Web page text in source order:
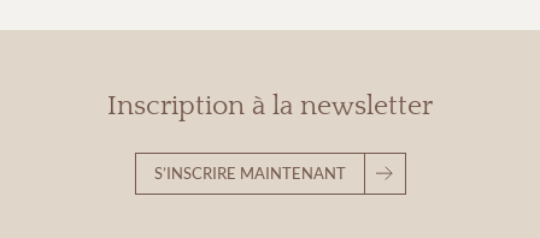
Inscription à la newsletter
S’INSCRIRE MAINTENANT